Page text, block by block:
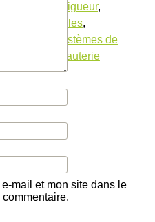
normes en vigueur,
essentielles,
systèmes de
types de tuyauterie
mail et mon site dans le